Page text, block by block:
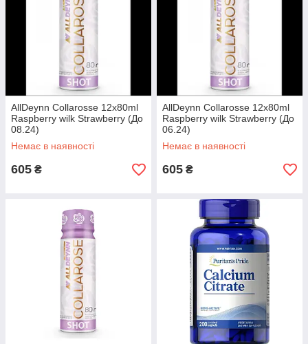
AllDeynn Collarosse 12x80ml
Raspberry wilk Strawberry (До
08.24)
Немає в наявності
605 ₴
AllDeynn Collarosse 12x80ml
Raspberry wilk Strawberry (До
06.24)
Немає в наявності
605 ₴